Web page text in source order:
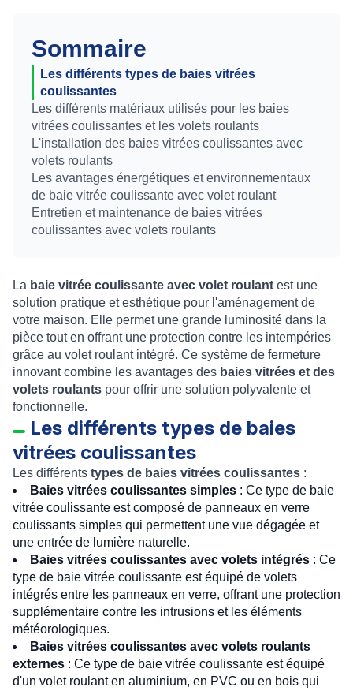
Sommaire
Les différents types de baies vitrées
coulissantes
Les différents matériaux utilisés pour les baies
vitrées coulissantes et les volets roulants
L'installation des baies vitrées coulissantes avec
volets roulants
Les avantages énergétiques et environnementaux
de baie vitrée coulissante avec volet roulant
Entretien et maintenance de baies vitrées
coulissantes avec volets roulants
La baie vitrée coulissante avec volet roulant est une
solution pratique et esthétique pour l'aménagement de
votre maison. Elle permet une grande luminosité dans la
pièce tout en offrant une protection contre les intempéries
grâce au volet roulant intégré. Ce système de fermeture
innovant combine les avantages des baies vitrées et des
volets roulants pour offrir une solution polyvalente et
fonctionnelle.
Les différents types de baies
vitrées coulissantes
Les différents types de baies vitrées coulissantes :
Baies vitrées coulissantes simples : Ce type de baie
vitrée coulissante est composé de panneaux en verre
coulissants simples qui permettent une vue dégagée et
une entrée de lumière naturelle.
Baies vitrées coulissantes avec volets intégrés : Ce
type de baie vitrée coulissante est équipé de volets
intégrés entre les panneaux en verre, offrant une protection
supplémentaire contre les intrusions et les éléments
météorologiques.
Baies vitrées coulissantes avec volets roulants
externes : Ce type de baie vitrée coulissante est équipé
d'un volet roulant en aluminium, en PVC ou en bois qui